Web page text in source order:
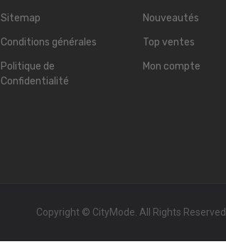
Sitemap
Conditions générales
Politique de
Confidentialité
Nouveautés
Top ventes
Mon compte
Copyright © CityMode. All Rights Reserved.